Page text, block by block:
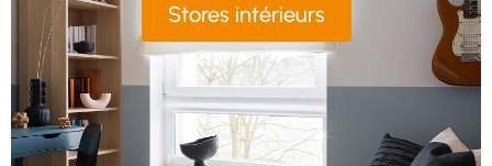
Stores intérieurs